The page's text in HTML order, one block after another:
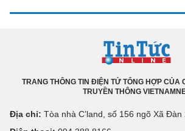
TRANG THÔNG TIN ĐIỆN TỬ TỔNG HỢP CỦA
TRUYỀN THÔNG
Địa chỉ: Tòa nhà C’land, số 156 ngõ Xã